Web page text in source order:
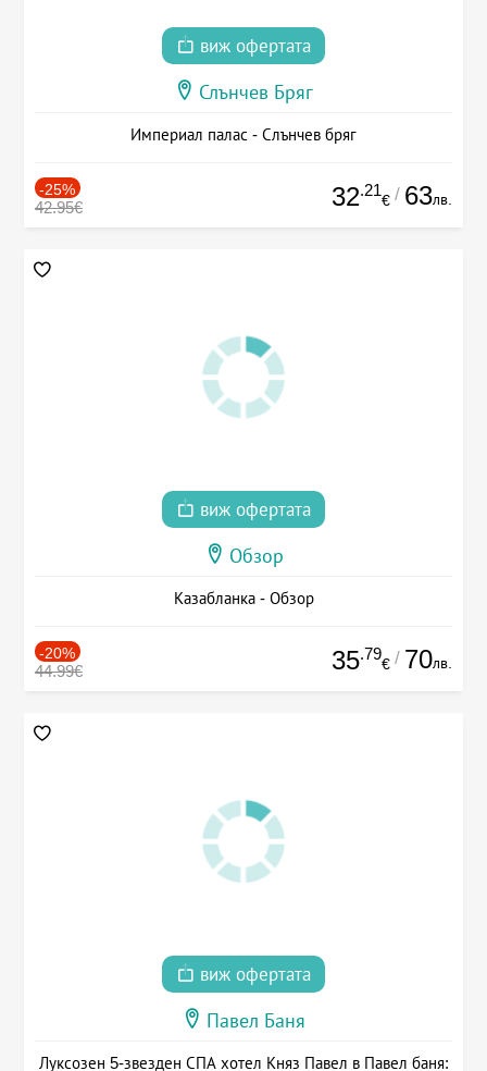
виж офертата
Слънчев Бряг
Империал палас - Слънчев бряг
-25%
42.95€ 32.21
€ / 63лв.
виж офертата
Обзор
Казабланка - Обзор
-20%
44.99€ 35.79
€ / 70лв.
виж офертата
Павел Баня
Луксозен 5-звезден СПА хотел Княз Павел в Павел баня: